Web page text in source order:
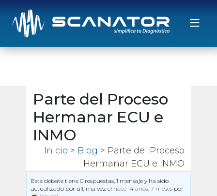
Saltar al contenido
Parte del Proceso
Hermanar ECU e
INMO
Inicio > Blog > Parte del Proceso
Hermanar ECU e INMO
Este debate tiene 0 respuestas, 1 mensaje y ha sido
actualizado por última vez el hace 14 años, 7 meses por